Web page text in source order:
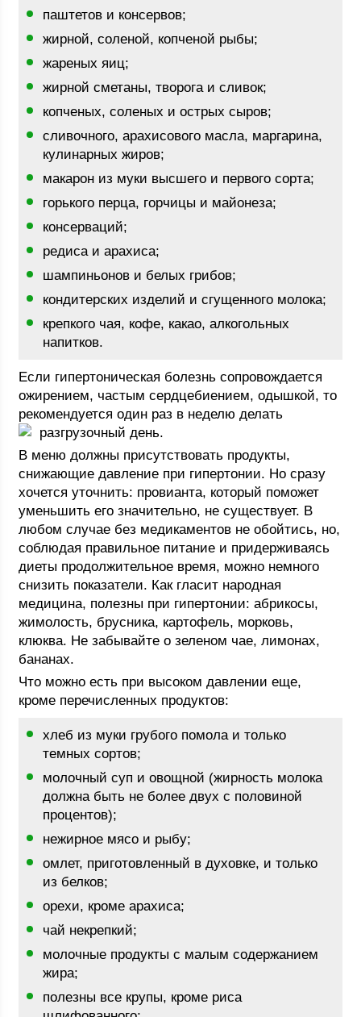
паштетов и консервов;
жирной, соленой, копченой рыбы;
жареных яиц;
жирной сметаны, творога и сливок;
копченых, соленых и острых сыров;
сливочного, арахисового масла, маргарина,
кулинарных жиров;
макарон из муки высшего и первого сорта;
горького перца, горчицы и майонеза;
консерваций;
редиса и арахиса;
шампиньонов и белых грибов;
кондитерских изделий и сгущенного молока;
крепкого чая, кофе, какао, алкогольных
напитков.
Если гипертоническая болезнь сопровождается
ожирением, частым сердцебиением, одышкой, то
рекомендуется один раз в неделю делать
разгрузочный день.
В меню должны присутствовать продукты,
снижающие давление при гипертонии. Но сразу
хочется уточнить: провианта, который поможет
уменьшить его значительно, не существует. В
любом случае без медикаментов не обойтись, но,
соблюдая правильное питание и придерживаясь
диеты продолжительное время, можно немного
снизить показатели. Как гласит народная
медицина, полезны при гипертонии: абрикосы,
жимолость, брусника, картофель, морковь,
клюква. Не забывайте о зеленом чае, лимонах,
бананах.
Что можно есть при высоком давлении еще,
кроме перечисленных продуктов:
хлеб из муки грубого помола и только
темных сортов;
молочный суп и овощной (жирность молока
должна быть не более двух с половиной
процентов);
нежирное мясо и рыбу;
омлет, приготовленный в духовке, и только
из белков;
орехи, кроме арахиса;
чай некрепкий;
молочные продукты с малым содержанием
жира;
полезны все крупы, кроме риса